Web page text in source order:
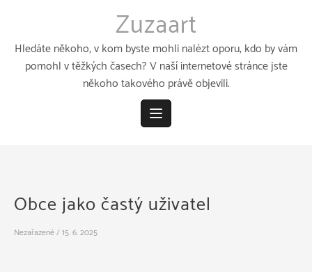
obsahu
Zuzaart
Hledáte někoho, v kom byste mohli nalézt oporu, kdo by vám
pomohl v těžkých časech? V naší internetové stránce jste
někoho takového právě objevili.
Obce jako častý uživatel
Nezařazené/15. 6. 2025